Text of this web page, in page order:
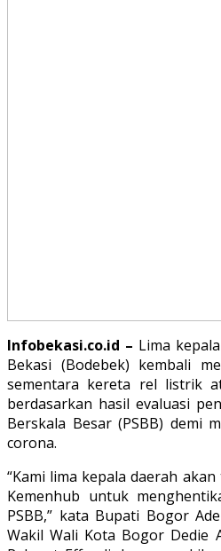
Infobekasi.co.id – Lima
Bekasi (Bodebek) kembali
sementara kereta rel listrik
berdasarkan hasil evaluasi
Berskala Besar (PSBB) demi
corona.
“Kami lima kepala daerah
Kemenhub untuk
PSBB,” kata Bupati Bogor
Wakil Wali Kota Bogor Dedie